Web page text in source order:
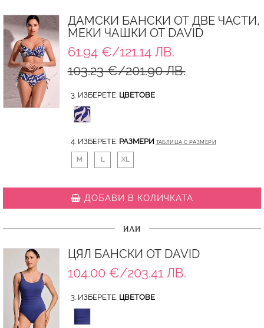
ДАМСКИ БАНСКИ ОТ ДВЕ ЧАСТИ,
МЕКИ ЧАШКИ ОТ DAVID
61.94 €/121.14 ЛВ.
103.23 €/201.90 ЛВ.
3. ИЗБЕРЕТЕ: ЦВЕТОВЕ
4. ИЗБЕРЕТЕ: РАЗМЕРИ ТАБЛИЦА С РАЗМЕРИ
M L XL
ДОБАВИ В КОЛИЧКАТА
ИЛИ
ЦЯЛ БАНСКИ ОТ DAVID
104.00 €/203.41 ЛВ.
3. ИЗБЕРЕТЕ: ЦВЕТОВЕ